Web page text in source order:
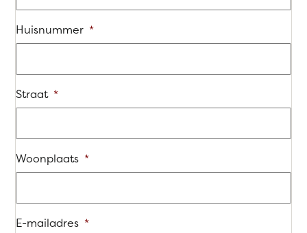
Huisnummer *
Straat *
Woonplaats *
E-mailadres *